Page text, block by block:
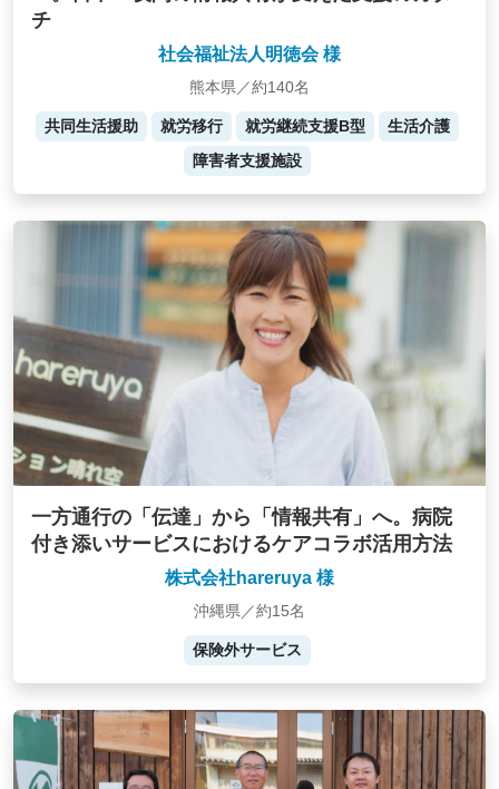
チ
社会福祉法人明徳会 様
熊本県／約140名
共同生活援助 就労移行 就労継続支援B型
生活介護
障害者支援施設
一方通行の「伝達」から「情報共有」へ。病院
付き添いサービスにおけるケアコラボ活用方法
株式会社hareruya 様
沖縄県／約15名
保険外サービス